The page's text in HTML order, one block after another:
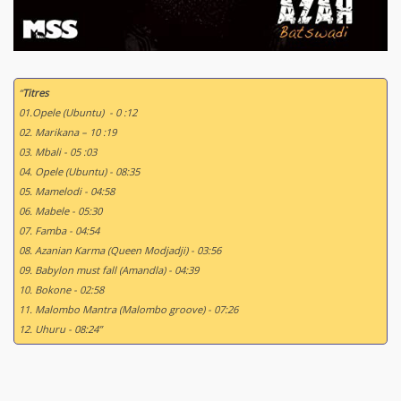
“Titres
01.Opele (Ubuntu) - 0 :12
02. Marikana – 10 :19
03. Mbali - 05 :03
04. Opele (Ubuntu) - 08:35
05. Mamelodi - 04:58
06. Mabele - 05:30
07. Famba - 04:54
08. Azanian Karma (Queen Modjadji) - 03:56
09. Babylon must fall (Amandla) - 04:39
10. Bokone - 02:58
11. Malombo Mantra (Malombo groove) - 07:26
12. Uhuru - 08:24”